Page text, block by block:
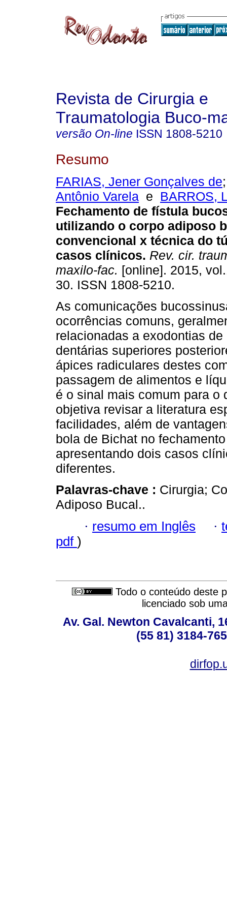
Revista de Cirurgia e
Traumatologia Buco-
versão On-line ISSN 1808-5210
Resumo
FARIAS, Jener Gonçalves de
Antônio Varela e BARROS,
Fechamento de fístula
utilizando o corpo adiposo
convencional x técnica do
casos clínicos. Rev. cir.
maxilo-fac. [online]. 2015,
30. ISSN 1808-5210.
As comunicações
ocorrências comuns,
relacionadas a exodontias de
dentárias superiores
ápices radiculares destes
passagem de alimentos e
é o sinal mais comum para o
objetiva revisar a literatura
facilidades, além de
bola de Bichat no
apresentando dois casos
diferentes.
Palavras-chave : Cirurgia;
Adiposo Bucal..
· resumo em Inglês ·
pdf )
Todo o conteúdo deste
licenciado sob
Av. Gal. Newton Cavalcanti,
(55 81) 3184-